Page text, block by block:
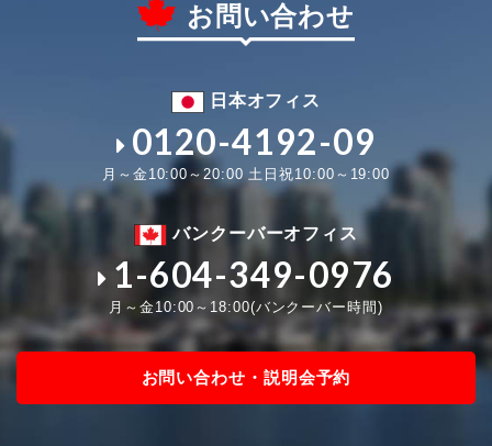
お問い合わせ
日本オフィス
0120-4192-09
月～金10:00～20:00 土日祝10:00～19:00
バンクーバーオフィス
1-604-349-0976
月～金10:00～18:00(バンクーバー時間)
お問い合わせ・説明会予約